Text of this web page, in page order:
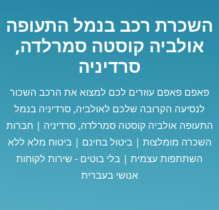
השכרת רכב בנמל התעופה
אולביה קוסטה סמרלדה,
סרדיניה
פאפם פאפם עוזרים לכם למצוא את הרכב השכור
לנסיעה הקרובה שלכם לאולביה, סרדיניה בנמל
התעופה אולביה קוסטה סמרלדה, סרדיניה | חברות
השכרה מומלצות | ביטול בחינם | ביטוח מלא ללא
השתתפות עצמית | בלי בוטים - שירות לקוחות
אנושי בעברית